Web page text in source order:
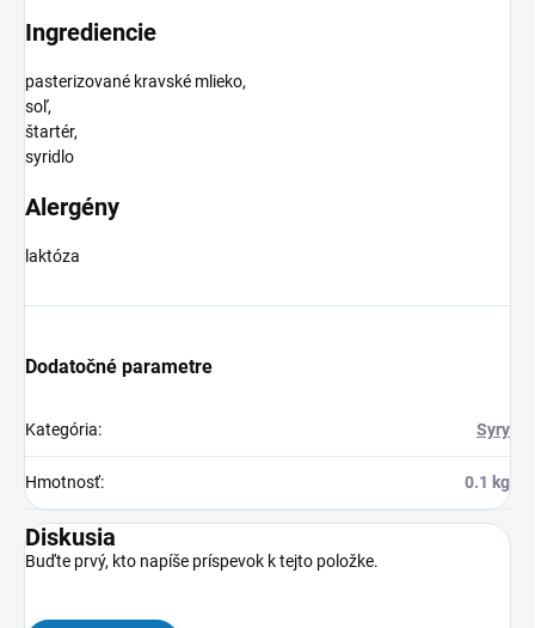
Ingrediencie
pasterizované kravské mlieko,
soľ,
štartér,
syridlo
Alergény
laktóza
Dodatočné parametre
Kategória: Syry
Hmotnosť: 0.1 kg
Diskusia
Buďte prvý, kto napíše príspevok k tejto položke.